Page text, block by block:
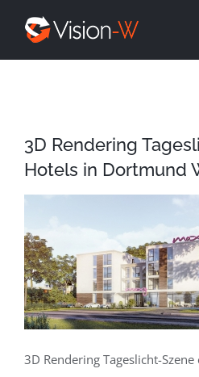
3D Rendering
Hotels in Dortmund
3D Rendering Tageslicht-